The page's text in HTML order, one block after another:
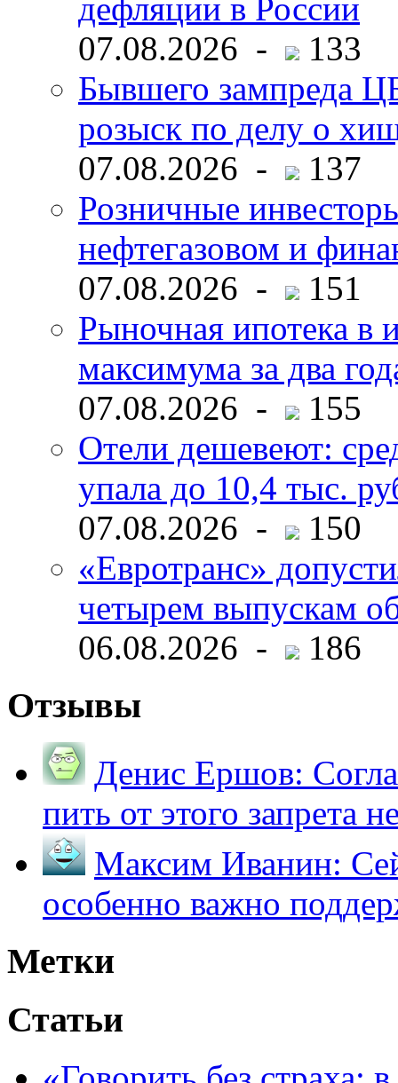
дефляции в России
07.08.2026 -
133
Бывшего зампреда
розыск по делу о
07.08.2026 -
137
Розничные
нефтегазовом и
07.08.2026 -
151
Рыночная ипотека в
максимума за два
07.08.2026 -
155
Отели дешевеют:
упала до 10,4 тыс.
07.08.2026 -
150
«Евротранс»
четырем выпускам
06.08.2026 -
186
Отзывы
Денис Ершов:
пить от этого запрета
Максим Иванин:
особенно важно
Метки
Статьи